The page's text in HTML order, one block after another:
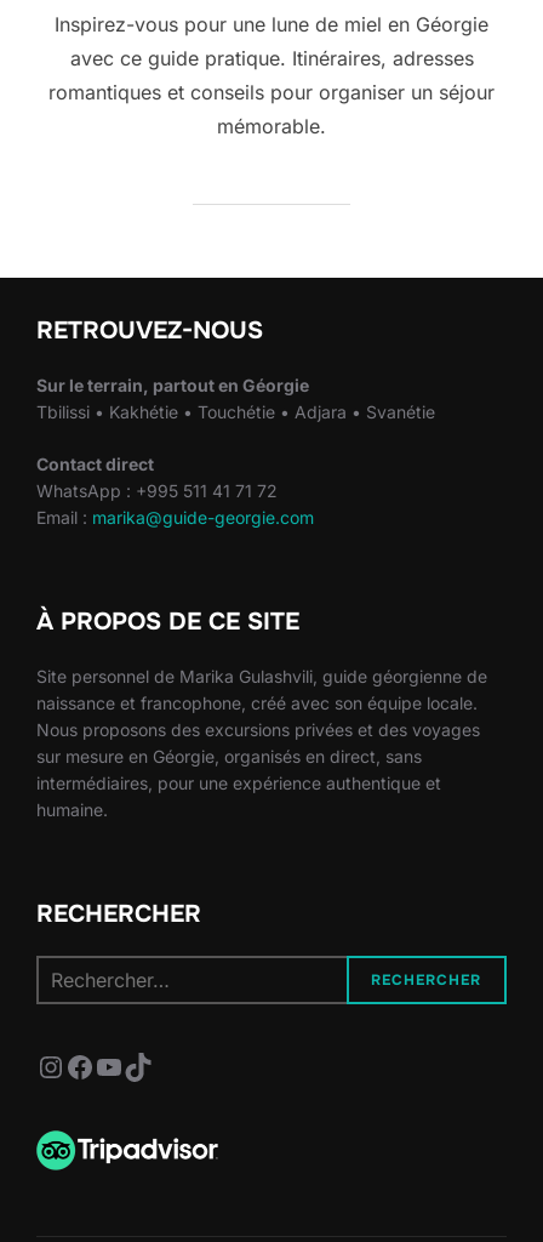
Inspirez-vous pour une lune de miel en Géorgie
avec ce guide pratique. Itinéraires, adresses
romantiques et conseils pour organiser un séjour
mémorable.
RETROUVEZ-NOUS
Sur le terrain, partout en Géorgie
Tbilissi • Kakhétie • Touchétie • Adjara • Svanétie
Contact direct
WhatsApp : +995 511 41 71 72
Email : marika@guide-georgie.com
À PROPOS DE CE SITE
Site personnel de Marika Gulashvili, guide géorgienne de
naissance et francophone, créé avec son équipe locale.
Nous proposons des excursions privées et des voyages
sur mesure en Géorgie, organisés en direct, sans
intermédiaires, pour une expérience authentique et
humaine.
RECHERCHER
pour :
RECHERCHER
Instagram
Facebook
YouTube
TikTok